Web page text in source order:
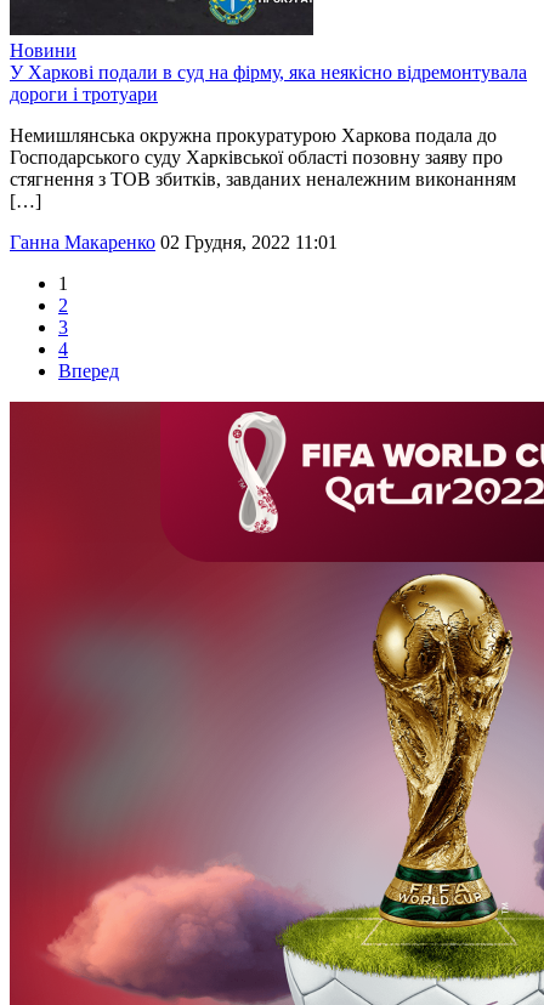
Новини
У Харкові подали в суд на фірму, яка неякісно відремонтувала
дороги і тротуари
Немишлянська окружна прокуратурою Харкова подала до
Господарського суду Харківської області позовну заяву про
стягнення з ТОВ збитків, завданих неналежним виконанням
[…]
Ганна Макаренко 02 Грудня, 2022 11:01
1
2
3
4
Вперед